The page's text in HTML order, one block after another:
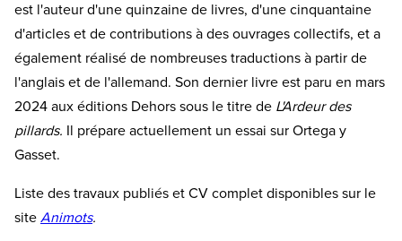
est l'auteur d'une quinzaine de livres, d'une cinquantaine
d'articles et de contributions à des ouvrages collectifs, et a
également réalisé de nombreuses traductions à partir de
l'anglais et de l'allemand. Son dernier livre est paru en mars
2024 aux éditions Dehors sous le titre de L'Ardeur des
pillards. Il prépare actuellement un essai sur Ortega y
Gasset.
Liste des travaux publiés et CV complet disponibles sur le
site Animots.